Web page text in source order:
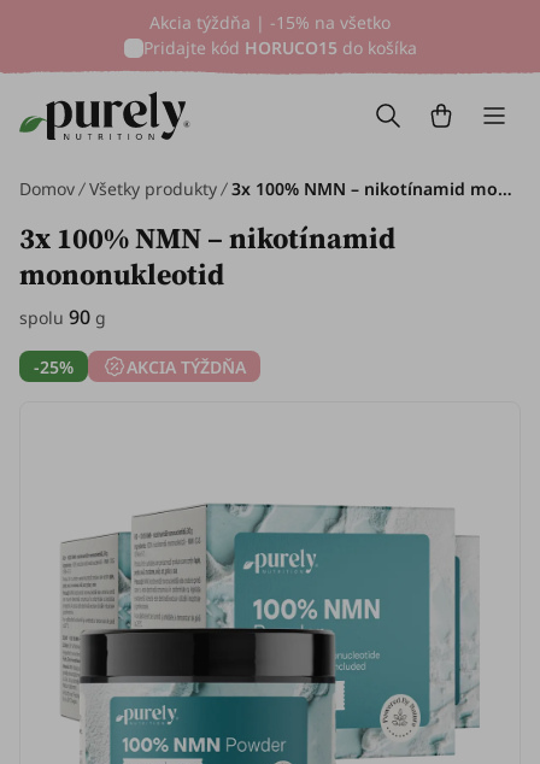
Akcia týždňa | -15% na všetko
Pridajte kód HORUCO15 do košíka
Domov Všetky produkty 3x 100% NMN – nikotínamid mononukleotid, spolu 90 g
3x 100% NMN – nikotínamid
mononukleotid
spolu 90 g
-25% AKCIA TÝŽDŇA